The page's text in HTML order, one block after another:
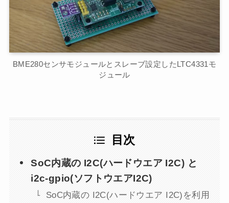
BME280センサモジュールとスレーブ設定したLTC4331モ
ジュール
目次
SoC内蔵の I2C(ハードウエア I2C) と
i2c-gpio(ソフトウエアI2C)
SoC内蔵の I2C(ハードウエア I2C)を利用